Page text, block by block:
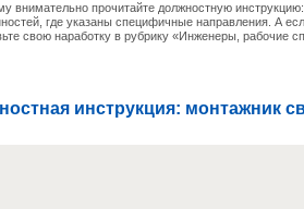
внимательно прочитайте должностную
где указаны специфичные направления. А
свою наработку в рубрику «Инженеры, рабочие
инструкция: монтажник